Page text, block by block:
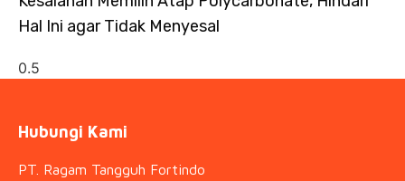
Hal Ini agar Tidak Menyesal
Hubungi Kami
PT. Ragam Tangguh Fortindo